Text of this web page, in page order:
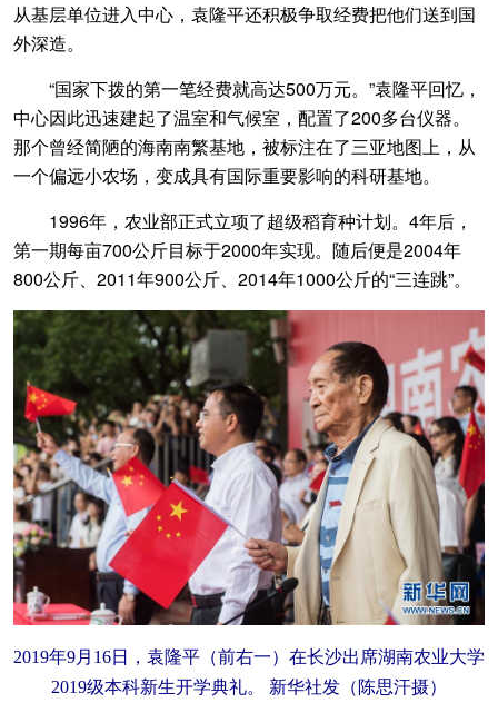
从基层单位进入中心，袁隆平还积极争取经费把他们送到国
外深造。
“国家下拨的第一笔经费就高达500万元。”袁隆平回忆，
中心因此迅速建起了温室和气候室，配置了200多台仪器。
那个曾经简陋的海南南繁基地，被标注在了三亚地图上，从
一个偏远小农场，变成具有国际重要影响的科研基地。
1996年，农业部正式立项了超级稻育种计划。4年后，
第一期每亩700公斤目标于2000年实现。随后便是2004年
800公斤、2011年900公斤、2014年1000公斤的“三连跳”。
2019年9月16日，袁隆平（前右一）在长沙出席湖南农业大学
2019级本科新生开学典礼。 新华社发（陈思汗摄）